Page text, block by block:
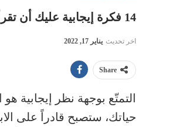
14 فكرة إيجابية عليك أن تقرأها يومياً لتصبح أكثر سعادة
اخر تحديث يناير 17, 2022
Share
التمتّع بوجهة نظر إيجابية
حياتك، ستصبح قادراً على